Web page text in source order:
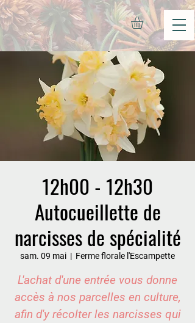
12h00 - 12h30
Autocueillette de
narcisses de spécialité
sam. 09 mai
  |
Ferme florale l'Escampette
L'achat d'une entrée vous donne
accès à nos parcelles en culture,
afin d'y récolter les narcisses qui